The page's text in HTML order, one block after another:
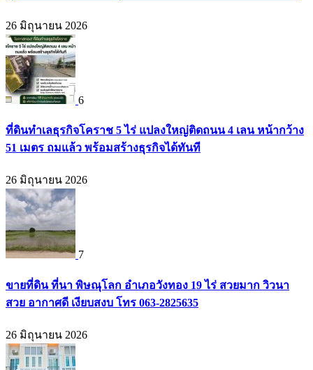
26 มิถุนายน 2026
6
ที่ดินทำเลธุรกิจโคราช 5 ไร่ แปลงใหญ่ติดถนน 4 เลน หน้ากว้าง
51 เมตร ถมแล้ว พร้อมสร้างธุรกิจได้ทันที
26 มิถุนายน 2026
7
ขายที่ดิน ที่นา พิษณุโลก อำเภอวังทอง 19 ไร่ สวยมาก วิวนา
สวย อากาศดี เงียบสงบ โทร 063-2825635
26 มิถุนายน 2026